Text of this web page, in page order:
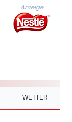
Anzeige
WETTER